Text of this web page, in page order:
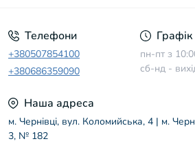
Телефони
+380507854100
+380686359090
пн-пт з
сб-нд -
Наша адреса
м. Чернівці, вул. Коломийська, 4 | м.
3, № 182